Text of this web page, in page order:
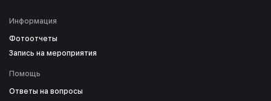
Информация
Фотоотчеты
Запись на мероприятия
Помощь
Ответы на вопросы